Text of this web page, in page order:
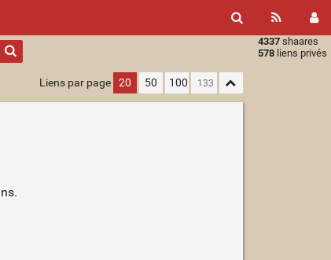
4337 shaares
578 liens privés
Type 1 or
more
characters
results.
Liens par page 20 50 100